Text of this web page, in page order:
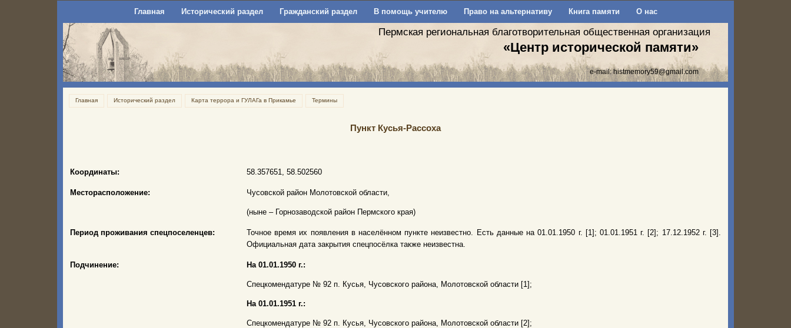
Главная Исторический раздел Гражданский раздел В помощь учителю Право на альтернативу Книга памяти О нас
Пермская региональная благотворительная общественная организация
«Центр исторической памяти»
e-mail:histmemory59@gmail.com
Главная Исторический раздел Карта террора и ГУЛАГа в Прикамье Термины
Пункт Кусья-Рассоха
Координаты: 58.357651, 58.502560
Месторасположение: Чусовской район Молотовской области,
(ныне – Горнозаводской район Пермского края)
Период проживания спецпоселенцев:
Точное время их появления в населённом пункте неизвестно. Есть данные на 01.01.1950 г. [1]; 01.01.1951 г. [2]; 17.12.1952 г. [3].
Официальная дата закрытия спецпосёлка также неизвестна.
Подчинение: На 01.01.1950 г.:
Спецкомендатуре № 92 п. Кусья, Чусовского района, Молотовской области [1];
На 01.01.1951 г.:
Спецкомендатуре № 92 п. Кусья, Чусовского района, Молотовской области [2];